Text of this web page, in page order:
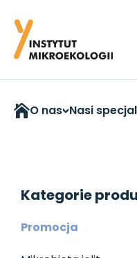
O nas Nasi
Kategorie
Promocja